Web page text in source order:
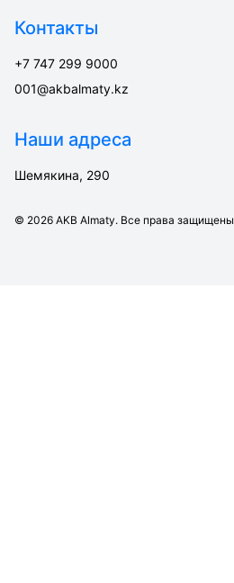
Контакты
+7 747 299 9000
001@akbalmaty.kz
Наши адреса
Шемякина, 290
© 2026 AKB Almaty. Все права защищены